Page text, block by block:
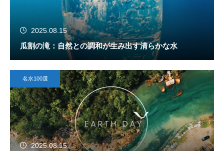
2025.08.15
瓜割の滝：自然との調和が生み出す清らかな水
名水100選
2025.08.15